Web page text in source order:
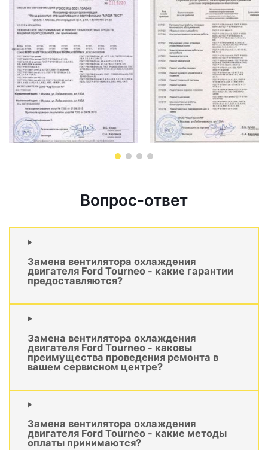
Вопрос-ответ
Замена вентилятора охлаждения
двигателя Ford Tourneo - какие гарантии
предоставляются?
Замена вентилятора охлаждения
двигателя Ford Tourneo - каковы
преимущества проведения ремонта в
вашем сервисном центре?
Замена вентилятора охлаждения
двигателя Ford Tourneo - какие методы
оплаты принимаются?